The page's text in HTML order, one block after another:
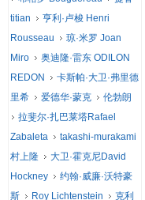
titian
亨利·卢梭 Henri
Rousseau
琼·米罗 Joan
Miro
奥迪隆·雷东 ODILON
REDON
卡斯帕·大卫·弗里德
里希
爱德华·蒙克
伦勃朗
拉斐尔·扎巴莱塔Rafael
Zabaleta
takashi-murakami
村上隆
大卫·霍克尼David
Hockney
约翰·威廉·沃特豪
斯
Roy Lichtenstein
克利